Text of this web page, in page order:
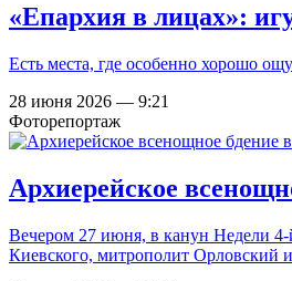
«Епархия в лицах»:
Есть места, где особенно хорошо
28 июня 2026 — 9:21
Фоторепортаж
Архиерейское
Вечером 27 июня, в канун Недели 4-
Киевского, митрополит Орловский